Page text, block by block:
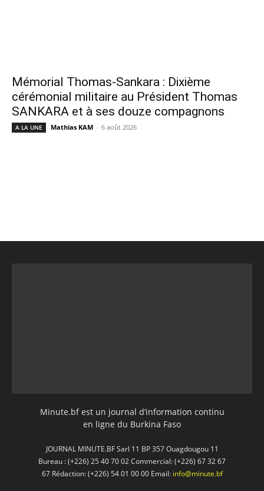
Mémorial Thomas-Sankara : Dixième
cérémonial militaire au Président Thomas
SANKARA et à ses douze compagnons
A LA UNE Mathias KAM - 6 août 2026
Minute.bf est un journal d’information continu
en ligne du Burkina Faso
JOURNAL MINUTE.BF Sarl 11 BP 357 Ouagdougou 11
Bureau : (+226) 25 40 70 02 Commercial: (+226) 67 32 67
67 Rédaction: (+226) 54 01 00 00 Email: info@minute.bf